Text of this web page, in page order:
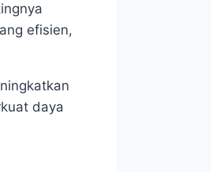
efisien,
daya